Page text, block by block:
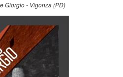
Giorgio - Vigonza (PD)